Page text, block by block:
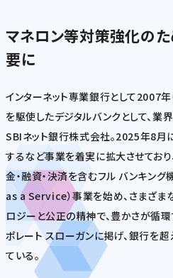
マネロン等対策強化の
要に
インターネット専業銀行として2007
を駆使したデジタルバンクとして、業
SBIネット銀行株式会社。2025年8
するなど事業を着実に拡大させてお
金・融資・決済を含むフル バンキン
as a Service）事業を始め、さまざま
ロジーと公正の精神で、豊かさが循環
ポレート スローガンに掲げ、銀行を
ている。